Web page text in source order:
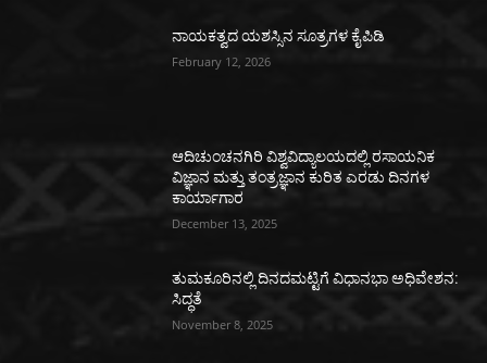
ನಾಯಕತ್ವದ ಯಶಸ್ಸಿನ ಸೂತ್ರಗಳ ಕೈಪಿಡಿ
February 12, 2026
ಆದಿಚುಂಚನಗಿರಿ ವಿಶ್ವವಿದ್ಯಾಲಯದಲ್ಲಿ ರಸಾಯನಿಕ
ವಿಜ್ಞಾನ ಮತ್ತು ತಂತ್ರಜ್ಞಾನ ಕುರಿತ ಎರಡು ದಿನಗಳ
ಕಾರ್ಯಾಗಾರ
December 13, 2025
ತುಮಕೂರಿನಲ್ಲಿ ದಿನದಮಟ್ಟಿಗೆ ವಿಧಾನಭಾ ಅಧಿವೇಶನ:
ಸಿದ್ಧತೆ
November 8, 2025